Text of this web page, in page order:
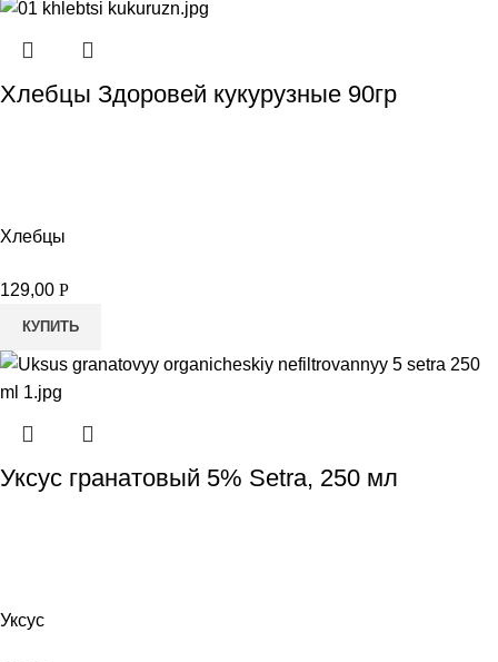
Хлебцы Здоровей кукурузные 90гр
Хлебцы
129,00 Р
КУПИТЬ
Уксус гранатовый 5% Setra, 250 мл
Уксус